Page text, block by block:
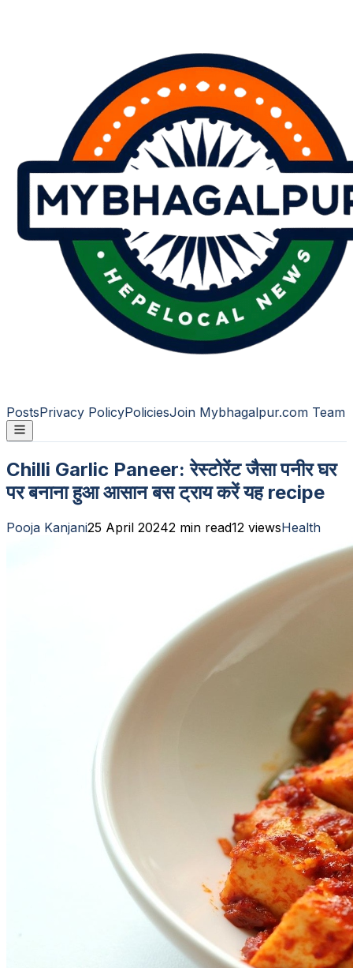
PostsPrivacy PolicyPoliciesJoin Mybhagalpur.com Team
Chilli Garlic Paneer: रेस्टोरेंट जैसा पनीर घर
पर बनाना हुआ आसान बस ट्राय करें यह recipe
Pooja Kanjani25 April 20242 min read12 viewsHealth